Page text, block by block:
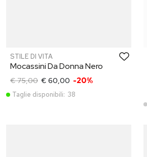
STILE DI VITA
Mocassini Da Donna Nero
€ 75,00 € 60,00 -20%
Taglie disponibili: 38